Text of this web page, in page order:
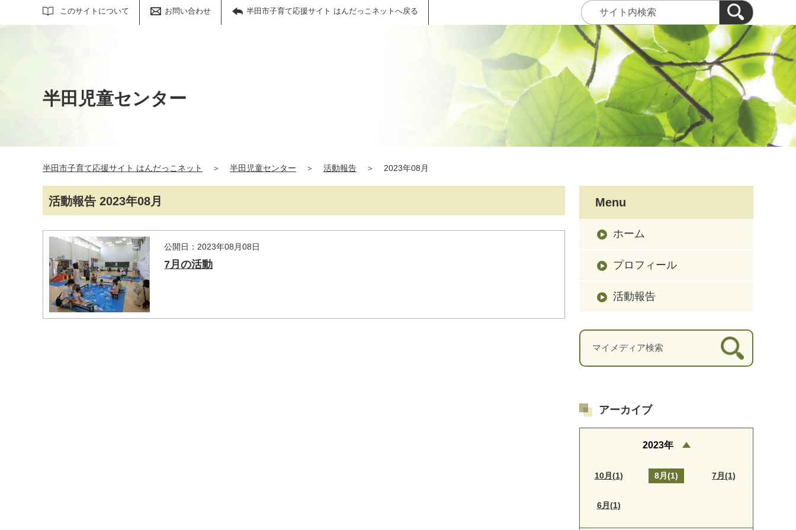
このサイトについて お問い合わせ 半田市子育て応援サイト はんだっこネットへ戻る
サイト内検索
半田児童センター
半田市子育て応援サイト はんだっこネット ＞ 半田児童センター ＞ 活動報告 ＞ 2023年08月
活動報告 2023年08月
公開日：2023年08月08日
7月の活動
Menu
ホーム
プロフィール
活動報告
アーカイブ
2023年
10月(1) 8月(1) 7月(1)
6月(1)